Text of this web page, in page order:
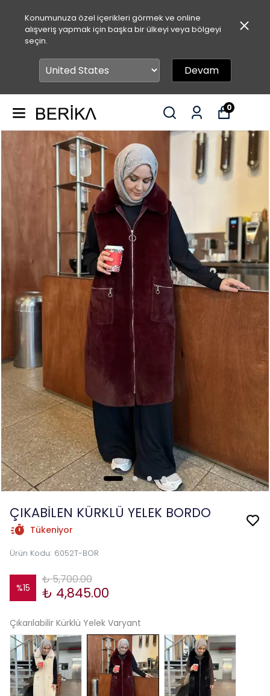
Konumunuza özel içerikleri görmek ve online
alışveriş yapmak için başka bir ülkeyi veya bölgeyi
seçin.
Devam
0
ÇIKABİLEN KÜRKLÜ YELEK BORDO
Tükeniyor
Ürün Kodu: 6052T-BOR
%15
₺ 5,700.00
₺ 4,845.00
Çıkarılabilir Kürklü Yelek Varyant